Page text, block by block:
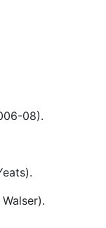
08).